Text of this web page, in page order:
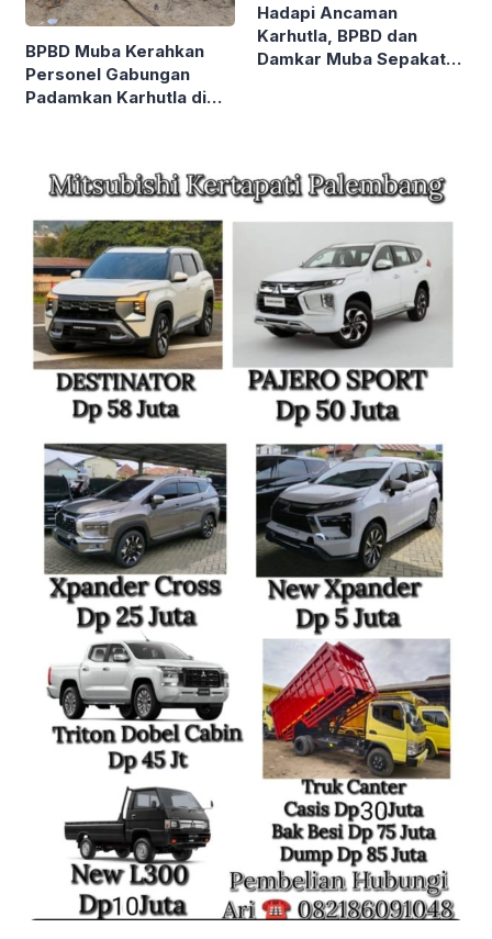
BPBD Muba Kerahkan
Personel Gabungan
Padamkan Karhutla di
Hadapi Ancaman
Karhutla, BPBD dan
Damkar Muba Sepakat